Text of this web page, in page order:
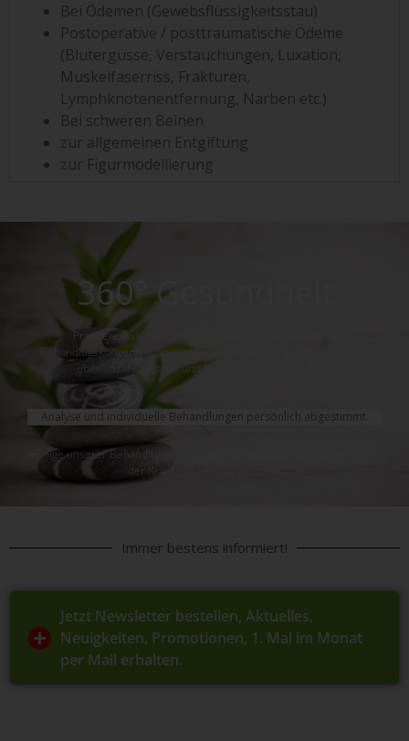
Bei Ödemen (Gewebsflüssigkeitsstau)
Postoperative / posttraumatische Ödeme
(Blutergüsse, Verstauchungen, Luxation,
Muskelfaserriss, Frakturen,
Lymphknotenentfernung, Narben etc.)
Bei schweren Beinen
zur allgemeinen Entgiftung
zur Figurmodellierung
360° Gesundheit
Profitieren Sie von unserem neuen und einzigartigen
Behandlugskonzepten, so wie der umfassenden Erfahrung die wir
über unzählige Jahre und Patienten erhalten haben.
Analyse und individuelle Behandlungen persönlich abgestimmt.
«Einige unserer Behandlungen werden von den Zusatzversicherungen
der Krankenkassen anerkannt»
Immer bestens informiert!
Jetzt Newsletter bestellen, Aktuelles,
Neuigkeiten, Promotionen, 1. Mal im Monat
per Mail erhalten.